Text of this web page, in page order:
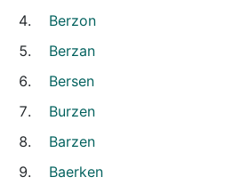
Berzon
Berzan
Bersen
Burzen
Barzen
Baerken